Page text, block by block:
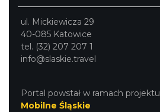
ul. Mickiewicza 29
40-085 Katowice
tel. (32) 207 207 1
info@slaskie.travel
Portal powstał w ramach projektu
Mobilne Śląskie